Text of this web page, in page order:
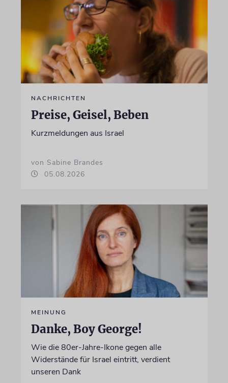
NACHRICHTEN
Preise, Geisel, Beben
Kurzmeldungen aus Israel
von Sabine Brandes
05.08.2026
MEINUNG
Danke, Boy George!
Wie die 80er-Jahre-Ikone gegen alle
Widerstände für Israel eintritt, verdient
unseren Dank